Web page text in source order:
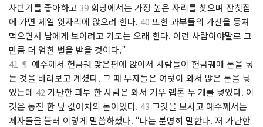
사받기를 좋아하고39 회당에서는 가장 높은 자리를 찾으며 잔칫집
에 가면 제일 윗자리에 앉으려 한다. 40 또한 과부들의 가산을 등쳐
먹으면서 남에게 보이려고 기도는 오래 한다. 이런 사람이야말로 그
만큼 더 엄한 벌을 받을 것이다.”
41 ¶ 예수께서 헌금궤 맞은편에 앉아서 사람들이 헌금궤에 돈을 넣
는 것을 바라보고 계셨다. 그 때 부자들은 여럿이 와서 많은 돈을 넣
었는데 42 가난한 과부 한 사람은 와서 겨우 렙톤 두 개를 넣었다. 이
것은 동전 한 닢 값어치의 돈이었다. 43 그것을 보시고 예수께서는
제자들을 불러 이렇게 말씀하셨다. “나는 분명히 말한다. 저 가난한